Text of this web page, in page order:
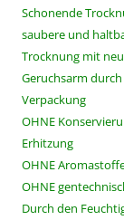
Schonende
saubere und
Trocknung mit
Geruchsarm
Verpackung
OHNE
Erhitzung
OHNE
OHNE
Durch den